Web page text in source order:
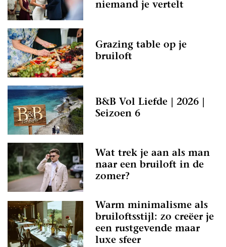
niemand je vertelt
Grazing table op je
bruiloft
B&B Vol Liefde | 2026 |
Seizoen 6
Wat trek je aan als man
naar een bruiloft in de
zomer?
Warm minimalisme als
bruiloftsstijl: zo creëer je
een rustgevende maar
luxe sfeer